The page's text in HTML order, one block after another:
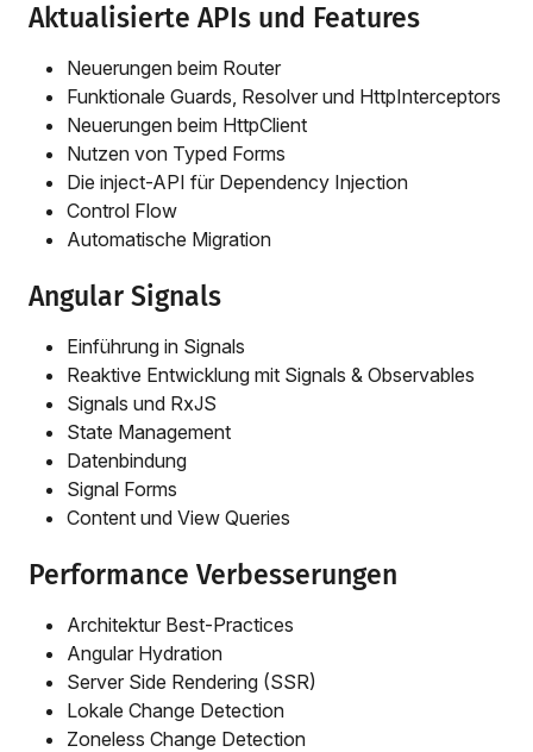
Aktualisierte APIs und Features
Neuerungen beim Router
Funktionale Guards, Resolver und HttpInterceptors
Neuerungen beim HttpClient
Nutzen von Typed Forms
Die inject-API für Dependency Injection
Control Flow
Automatische Migration
Angular Signals
Einführung in Signals
Reaktive Entwicklung mit Signals & Observables
Signals und RxJS
State Management
Datenbindung
Signal Forms
Content und View Queries
Performance Verbesserungen
Architektur Best-Practices
Angular Hydration
Server Side Rendering (SSR)
Lokale Change Detection
Zoneless Change Detection